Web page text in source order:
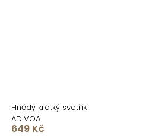
Hnědý krátký svetřík
ADIVOA
649 Kč